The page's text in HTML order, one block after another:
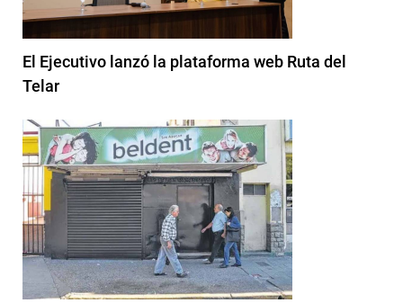
El Ejecutivo lanzó la plataforma web Ruta del
Telar